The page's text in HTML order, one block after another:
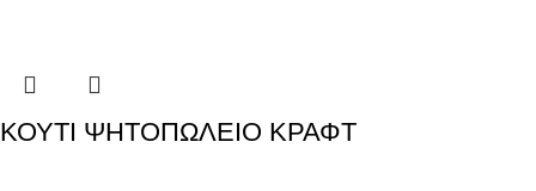
ΚΟΥΤΙ ΨΗΤΟΠΩΛΕΙΟ ΚΡΑΦΤ